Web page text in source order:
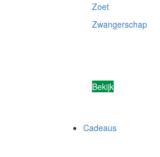
Zoet
Zwangerschap
Bekijk
Cadeaus